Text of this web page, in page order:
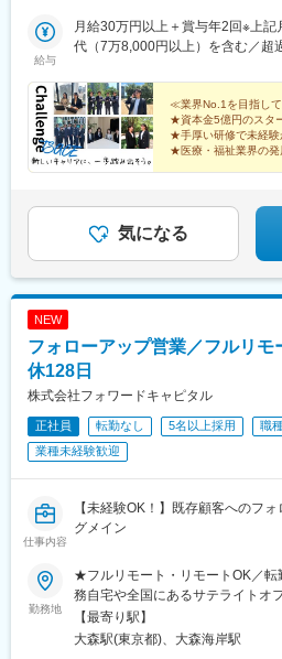
みなとみらい3丁目6-1【大宮】埼
114-1【札幌】北海道札幌市中央
【新潟】新潟県新潟市中央区東大
博多区博多駅前4丁目2番20号【広
駅、梅田駅(地下鉄)、三宮・花時
西４丁目駅、仙台駅(地下鉄)、静
駅、あおば通駅、日吉町駅、八丁
給与
月給30万円以上＋賞与年2回※上
代（7万8,000円以上）を含む／超
月給38万円＋賞与270万円年収：
給35万円＋賞与150万円年収：
所長 月給50万円年収600万円＋賞
800万円（2）上席所長 月給60万
定年収／800万円～900万円
≪業界No.1を目指し
★資本金5億円のスタ
★手厚い研修で未経験
★医療・福祉業界の発
気になる
NEW
フォローアップ営業／フルリモ
休128日
株式会社フォワードキャピタル
正社員 転勤なし 5名以上採用
職
業種未経験歓迎
仕事内容
【未経験OK！】既存顧客へのフ
グメイン
勤務地
★フルリモート・リモートOK／
務自宅や全国にあるサテライトオ
イトオフィスは駅から徒歩5分ほ
所を選んで、自由にテレワークも
【最寄り駅】
大森駅(東京都)、大森海岸駅